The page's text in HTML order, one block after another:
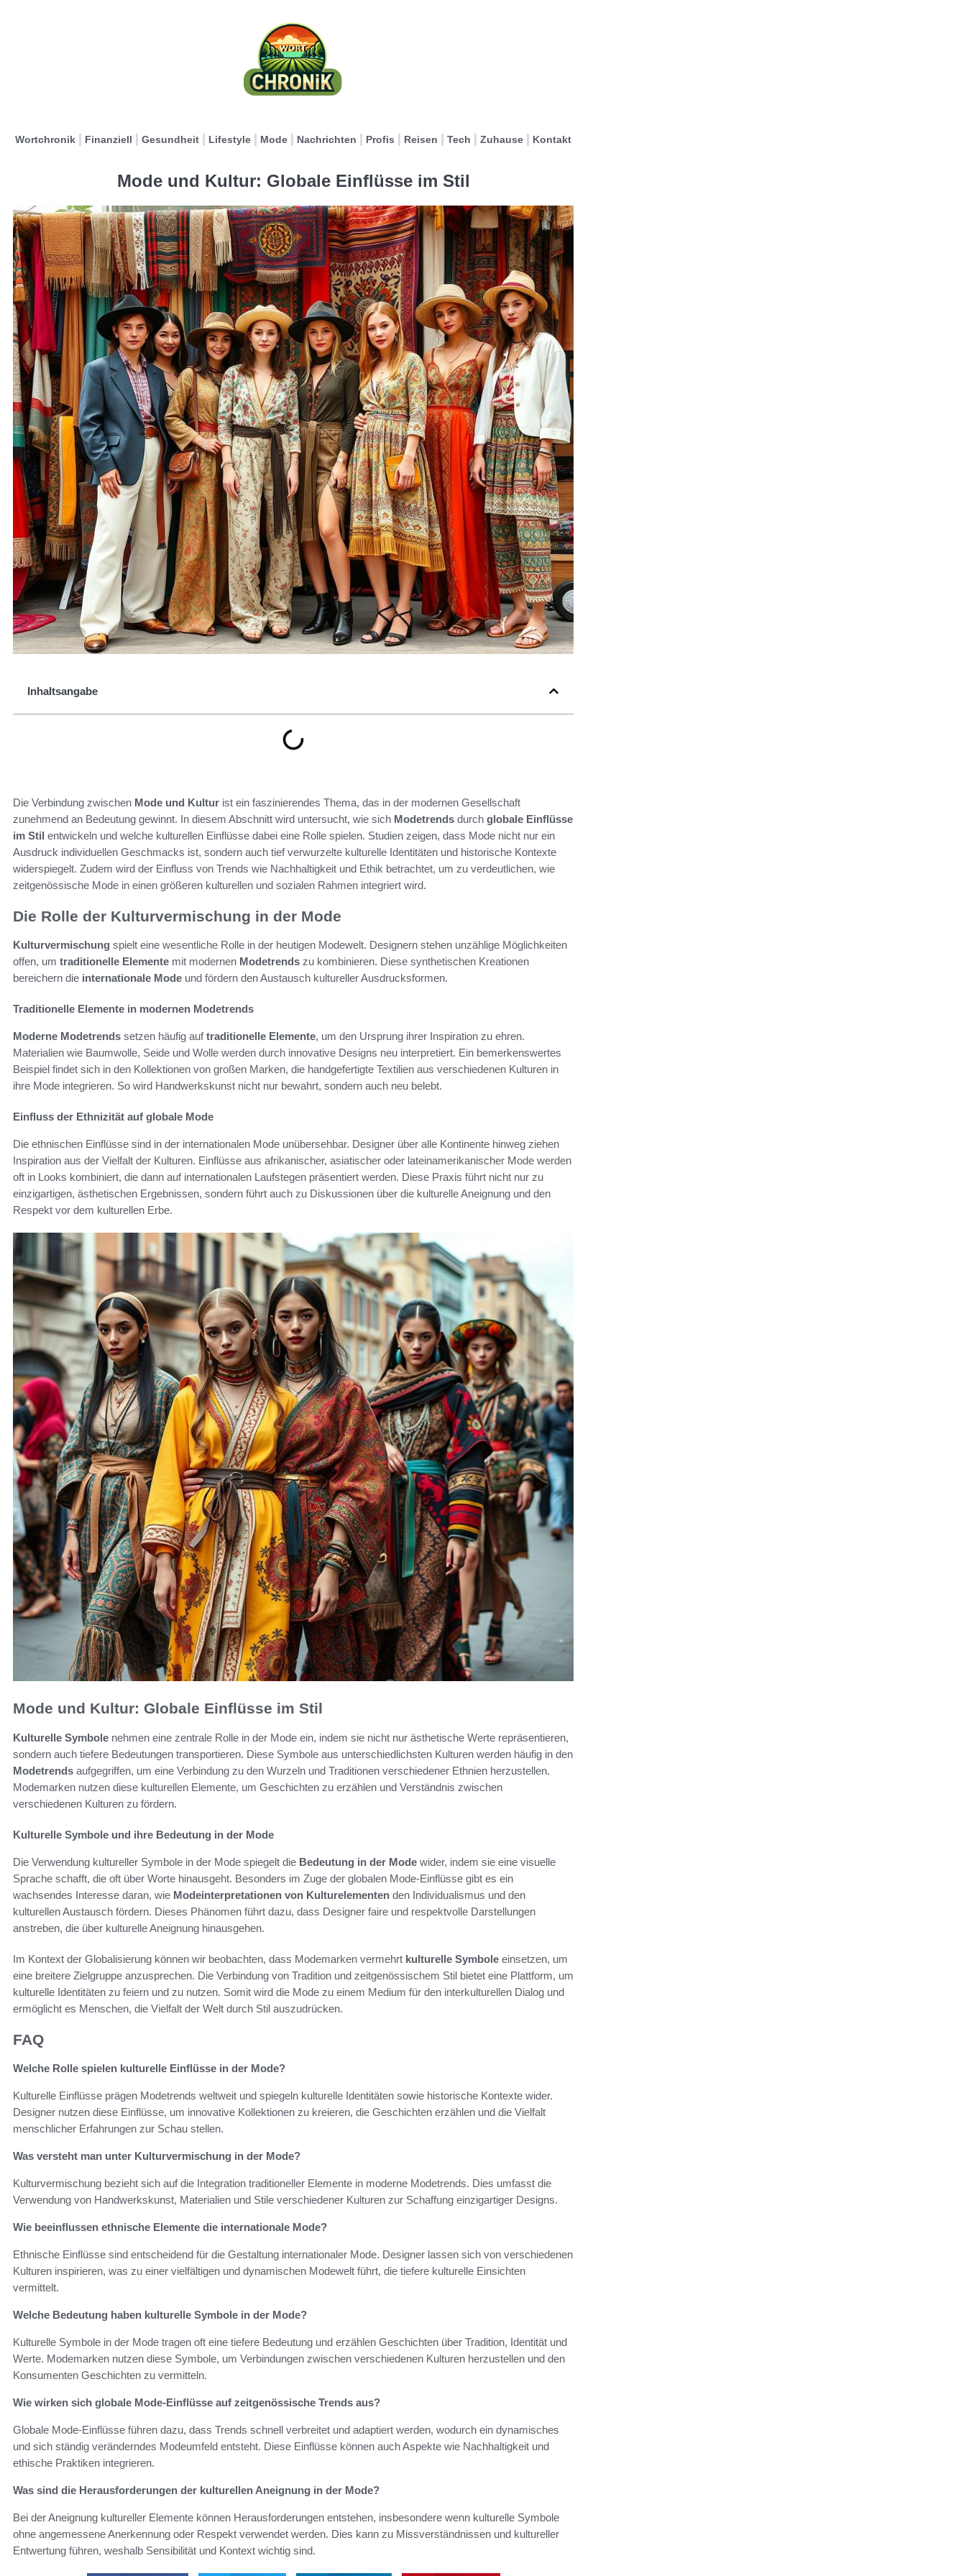
Wortchronik Finanziell Gesundheit Lifestyle Mode Nachrichten Profis Reisen Tech Zuhause Kontakt
Mode und Kultur: Globale Einflüsse im Stil
Inhaltsangabe
Die Verbindung zwischen Mode und Kultur ist ein faszinierendes Thema, das in der modernen Gesellschaft
zunehmend an Bedeutung gewinnt. In diesem Abschnitt wird untersucht, wie sich Modetrends durch globale Einflüsse
im Stil entwickeln und welche kulturellen Einflüsse dabei eine Rolle spielen. Studien zeigen, dass Mode nicht nur ein
Ausdruck individuellen Geschmacks ist, sondern auch tief verwurzelte kulturelle Identitäten und historische Kontexte
widerspiegelt. Zudem wird der Einfluss von Trends wie Nachhaltigkeit und Ethik betrachtet, um zu verdeutlichen, wie
zeitgenössische Mode in einen größeren kulturellen und sozialen Rahmen integriert wird.
Die Rolle der Kulturvermischung in der Mode
Kulturvermischung spielt eine wesentliche Rolle in der heutigen Modewelt. Designern stehen unzählige Möglichkeiten
offen, um traditionelle Elemente mit modernen Modetrends zu kombinieren. Diese synthetischen Kreationen
bereichern die internationale Mode und fördern den Austausch kultureller Ausdrucksformen.
Traditionelle Elemente in modernen Modetrends
Moderne Modetrends setzen häufig auftraditionelle Elemente, um den Ursprung ihrer Inspiration zu ehren.
Materialien wie Baumwolle, Seide und Wolle werden durch innovative Designs neu interpretiert. Ein bemerkenswertes
Beispiel findet sich in den Kollektionen von großen Marken, die handgefertigte Textilien aus verschiedenen Kulturen in
ihre Mode integrieren. So wird Handwerkskunst nicht nur bewahrt, sondern auch neu belebt.
Einfluss der Ethnizität auf globale Mode
Die ethnischen Einflüsse sind in der internationalen Mode unübersehbar. Designer über alle Kontinente hinweg ziehen
Inspiration aus der Vielfalt der Kulturen. Einflüsse aus afrikanischer, asiatischer oder lateinamerikanischer Mode werden
oft in Looks kombiniert, die dann auf internationalen Laufstegen präsentiert werden. Diese Praxis führt nicht nur zu
einzigartigen, ästhetischen Ergebnissen, sondern führt auch zu Diskussionen über die kulturelle Aneignung und den
Respekt vor dem kulturellen Erbe.
Mode und Kultur: Globale Einflüsse im Stil
Kulturelle Symbole nehmen eine zentrale Rolle in der Mode ein, indem sie nicht nur ästhetische Werte repräsentieren,
sondern auch tiefere Bedeutungen transportieren. Diese Symbole aus unterschiedlichsten Kulturen werden häufig in den
Modetrends aufgegriffen, um eine Verbindung zu den Wurzeln und Traditionen verschiedener Ethnien herzustellen.
Modemarken nutzen diese kulturellen Elemente, um Geschichten zu erzählen und Verständnis zwischen
verschiedenen Kulturen zu fördern.
Kulturelle Symbole und ihre Bedeutung in der Mode
Die Verwendung kultureller Symbole in der Mode spiegelt die Bedeutung in der Mode wider, indem sie eine visuelle
Sprache schafft, die oft über Worte hinausgeht. Besonders im Zuge der globalen Mode-Einflüsse gibt es ein
wachsendes Interesse daran, wie Modeinterpretationen von Kulturelementen den Individualismus und den
kulturellen Austausch fördern. Dieses Phänomen führt dazu, dass Designer faire und respektvolle Darstellungen
anstreben, die über kulturelle Aneignung hinausgehen.
Im Kontext der Globalisierung können wir beobachten, dass Modemarken vermehrt kulturelle Symbole einsetzen, um
eine breitere Zielgruppe anzusprechen. Die Verbindung von Tradition und zeitgenössischem Stil bietet eine Plattform, um
kulturelle Identitäten zu feiern und zu nutzen. Somit wird die Mode zu einem Medium für den interkulturellen Dialog und
ermöglicht es Menschen, die Vielfalt der Welt durch Stil auszudrücken.
FAQ
Welche Rolle spielen kulturelle Einflüsse in der Mode?
Kulturelle Einflüsse prägen Modetrends weltweit und spiegeln kulturelle Identitäten sowie historische Kontexte wider.
Designer nutzen diese Einflüsse, um innovative Kollektionen zu kreieren, die Geschichten erzählen und die Vielfalt
menschlicher Erfahrungen zur Schau stellen.
Was versteht man unter Kulturvermischung in der Mode?
Kulturvermischung bezieht sich auf die Integration traditioneller Elemente in moderne Modetrends. Dies umfasst die
Verwendung von Handwerkskunst, Materialien und Stile verschiedener Kulturen zur Schaffung einzigartiger Designs.
Wie beeinflussen ethnische Elemente die internationale Mode?
Ethnische Einflüsse sind entscheidend für die Gestaltung internationaler Mode. Designer lassen sich von verschiedenen
Kulturen inspirieren, was zu einer vielfältigen und dynamischen Modewelt führt, die tiefere kulturelle Einsichten
vermittelt.
Welche Bedeutung haben kulturelle Symbole in der Mode?
Kulturelle Symbole in der Mode tragen oft eine tiefere Bedeutung und erzählen Geschichten über Tradition, Identität und
Werte. Modemarken nutzen diese Symbole, um Verbindungen zwischen verschiedenen Kulturen herzustellen und den
Konsumenten Geschichten zu vermitteln.
Wie wirken sich globale Mode-Einflüsse auf zeitgenössische Trends aus?
Globale Mode-Einflüsse führen dazu, dass Trends schnell verbreitet und adaptiert werden, wodurch ein dynamisches
und sich ständig veränderndes Modeumfeld entsteht. Diese Einflüsse können auch Aspekte wie Nachhaltigkeit und
ethische Praktiken integrieren.
Was sind die Herausforderungen der kulturellen Aneignung in der Mode?
Bei der Aneignung kultureller Elemente können Herausforderungen entstehen, insbesondere wenn kulturelle Symbole
ohne angemessene Anerkennung oder Respekt verwendet werden. Dies kann zu Missverständnissen und kultureller
Entwertung führen, weshalb Sensibilität und Kontext wichtig sind.